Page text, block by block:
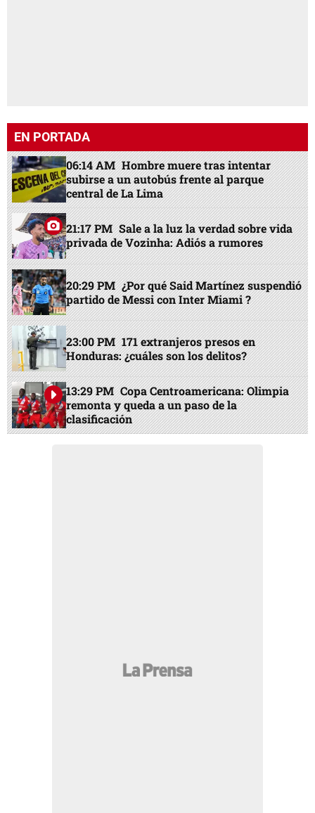
EN PORTADA
06:14 AM Hombre muere tras intentar
subirse a un autobús frente al parque
central de La Lima
21:17 PM Sale a la luz la verdad sobre vida
privada de Vozinha: Adiós a rumores
20:29 PM ¿Por qué Said Martínez suspendió
partido de Messi con Inter Miami ?
23:00 PM 171 extranjeros presos en
Honduras: ¿cuáles son los delitos?
13:29 PM Copa Centroamericana: Olimpia
remonta y queda a un paso de la
clasificación